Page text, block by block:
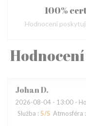
JohanD
2026-08-04 - 13:00 -
Služba : 5/5 Atmosféra :
100%
Hodnocení